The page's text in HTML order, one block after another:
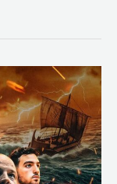
مخزومي:
مبروك
للرياضي…
وحظًا
أوفر
للحكمة